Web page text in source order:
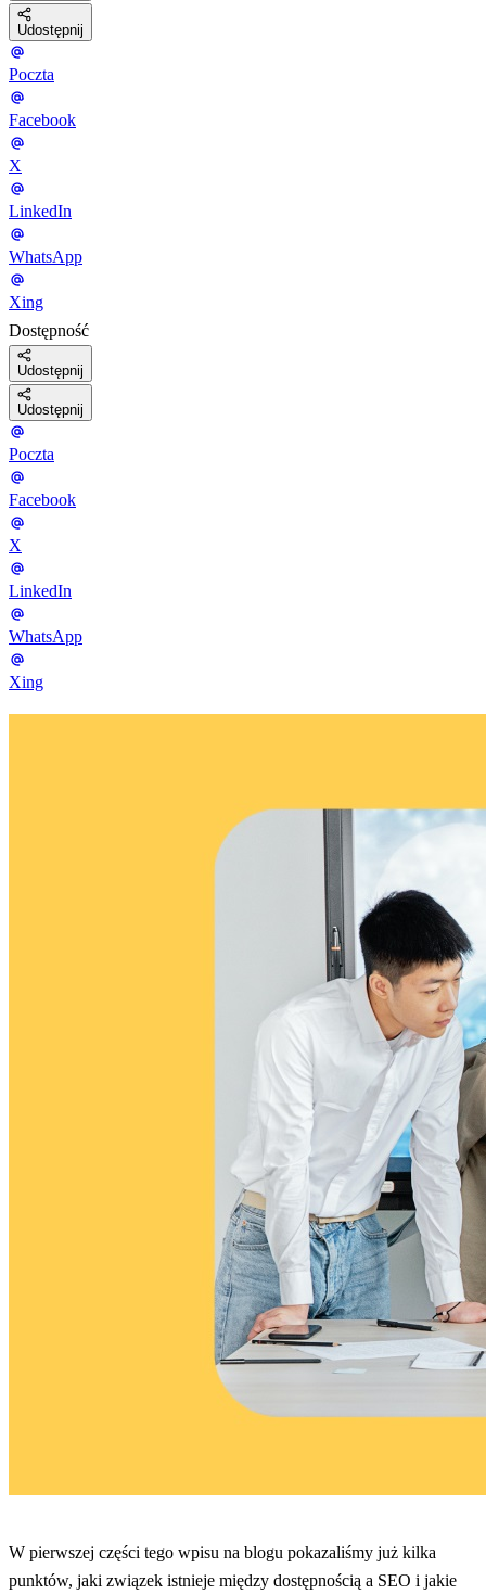
Udostępnij
Poczta
Facebook
X
LinkedIn
WhatsApp
Xing
Dostępność
Udostępnij
Udostępnij
Poczta
Facebook
X
LinkedIn
WhatsApp
Xing
W pierwszej części tego wpisu na blogu pokazaliśmy już kilka
punktów, jaki związek istnieje między dostępnością a SEO i jakie